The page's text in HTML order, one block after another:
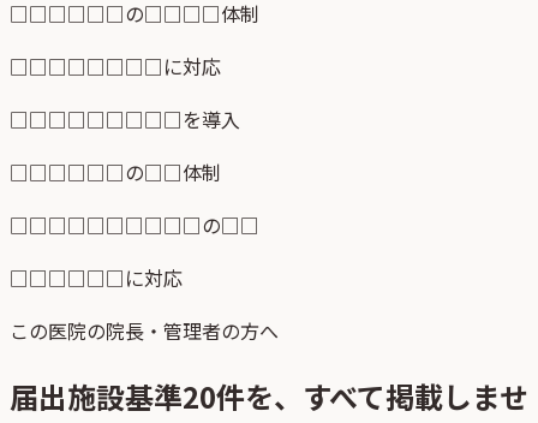
□□□□□□の□□□□体制
□□□□□□□□に対応
□□□□□□□□□を導入
□□□□□□の□□体制
□□□□□□□□□□の□□
□□□□□□に対応
この医院の院長・管理者の方へ
届出施設基準20件を、すべて掲載しませ